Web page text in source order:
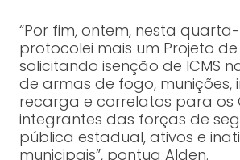
“Por fim, ontem, nesta
protocolei mais um Projeto de
solicitando isenção de ICMS
de armas de fogo, munições,
recarga e correlatos para os
integrantes das forças de
pública estadual, ativos e
municipais”, pontua Alden.